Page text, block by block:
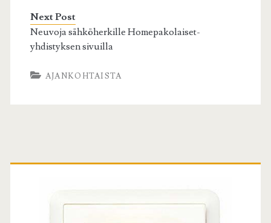
Next Post
Neuvoja sähköherkille Homepakolaiset-
yhdistyksen sivuilla
AJANKOHTAISTA
Ensisijainen